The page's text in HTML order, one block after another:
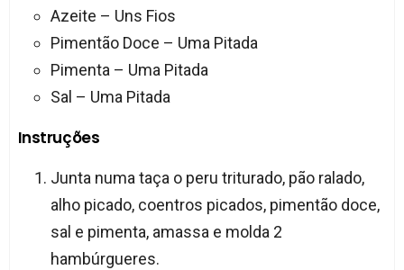
Azeite – Uns Fios
Pimentão Doce – Uma Pitada
Pimenta – Uma Pitada
Sal – Uma Pitada
Instruções
Junta numa taça o peru triturado, pão ralado,
alho picado, coentros picados, pimentão doce,
sal e pimenta, amassa e molda 2
hambúrgueres.